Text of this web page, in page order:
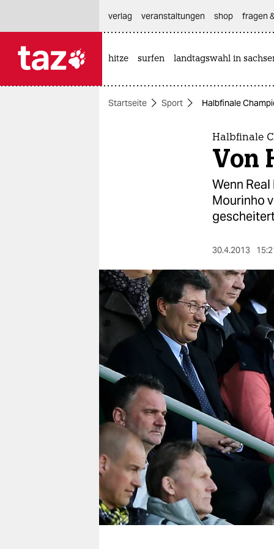
themen
berlin
nord
wahrheit
verlag
verlag
veranstaltungen
shop
fragen & hilfe
unterstützen
abo
genossenschaft
verlag
veranstaltungen shop fragen
hitze surfen landtagswahl in
Startseite Sport Halbfinale
Halbfinale
Von
Wenn
Mourinho
30.4.2013